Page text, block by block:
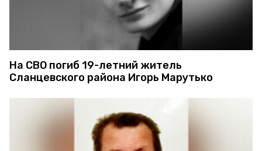
На СВО погиб 19-летний житель
Сланцевского района Игорь Марутько